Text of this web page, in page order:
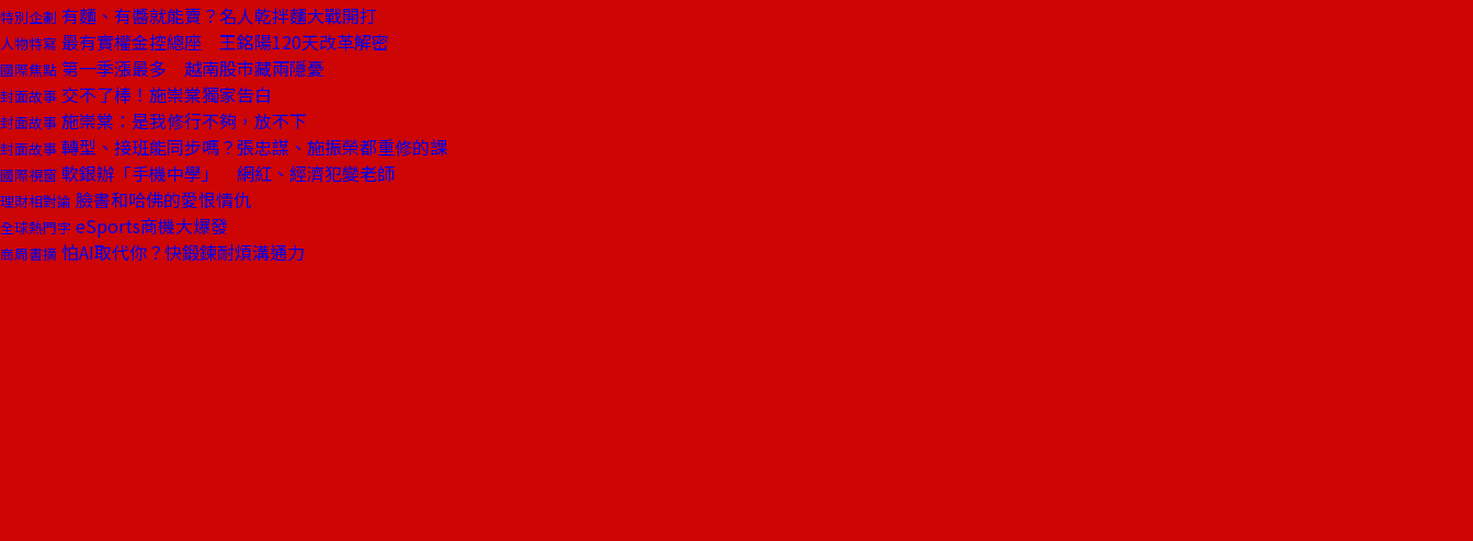
特別企劃 有麵、有醬就能賣？名人乾拌麵大戰開打
人物特寫 最有實權金控總座 王銘陽120天改革解密
國際焦點 第一季漲最多 越南股市藏兩隱憂
封面故事 交不了棒！施崇棠獨家告白
封面故事 施崇棠：是我修行不夠，放不下
封面故事 轉型、接班能同步嗎？張忠謀、施振榮都重修的課
國際視窗 軟銀辦「手機中學」 網紅、經濟犯變老師
理財相對論 臉書和哈佛的愛恨情仇
全球熱門字 eSports商機大爆發
商周書摘 怕AI取代你？快鍛鍊耐煩溝通力